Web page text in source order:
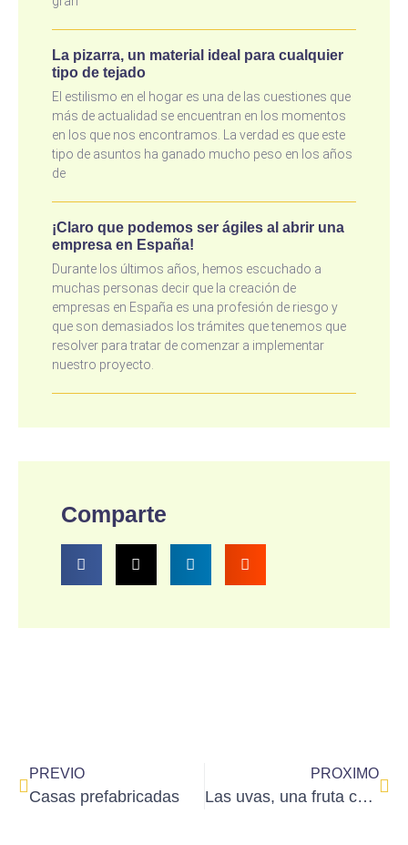
La pizarra, un material ideal para cualquier
tipo de tejado
El estilismo en el hogar es una de las cuestiones que
más de actualidad se encuentran en los momentos
en los que nos encontramos. La verdad es que este
tipo de asuntos ha ganado mucho peso en los años
de
¡Claro que podemos ser ágiles al abrir una
empresa en España!
Durante los últimos años, hemos escuchado a
muchas personas decir que la creación de
empresas en España es una profesión de riesgo y
que son demasiados los trámites que tenemos que
resolver para tratar de comenzar a implementar
nuestro proyecto.
Comparte
PREVIO
Casas prefabricadas
PROXIMO
Las uvas, una fruta con muchos beneficios para la salud